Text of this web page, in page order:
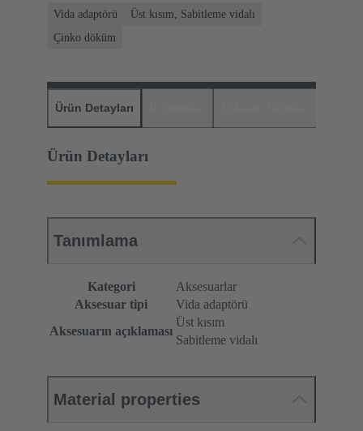
Vida adaptörü
Üst kısım, Sabitleme vidalı
Çinko döküm
Ürün Detayları
Ürün Detayları
Tanımlama
Kategori
Aksesuarlar
Aksesuar tipi
Vida adaptörü
Aksesuarın açıklaması
Üst kısım
Sabitleme vidalı
Material properties